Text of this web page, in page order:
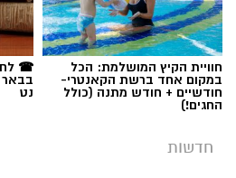
תגים:משטרה
חוויית הקיץ המושלמת: הכל
במקום אחד ברשת הקאנטרי-
חודשיים + חודש מתנה (כולל
החגים!)
☎
נט
חדשות